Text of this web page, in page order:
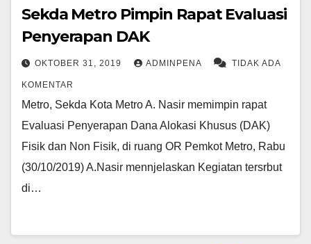
Sekda Metro Pimpin Rapat Evaluasi
Penyerapan DAK
OKTOBER 31, 2019 ADMINPENA TIDAK ADA
KOMENTAR
Metro, Sekda Kota Metro A. Nasir memimpin rapat
Evaluasi Penyerapan Dana Alokasi Khusus (DAK)
Fisik dan Non Fisik, di ruang OR Pemkot Metro, Rabu
(30/10/2019) A.Nasir mennjelaskan Kegiatan tersrbut
di…